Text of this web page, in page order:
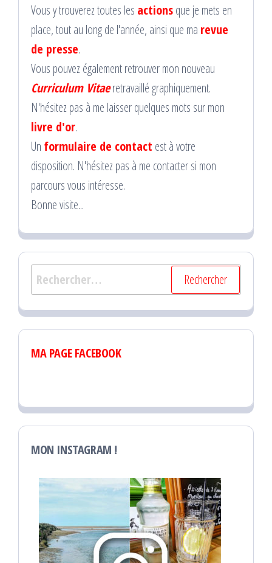
Vous y trouverez toutes les actionsque je mets en
place, tout au long de l'année, ainsi que ma revue
de presse.
Vous pouvez également retrouver mon nouveau
Curriculum Vitaeretravaillé graphiquement.
N'hésitez pas à me laisser quelques mots sur mon
livre d'or.
Un formulaire de contact est à votre
disposition. N'hésitez pas à me contacter si mon
parcours vous intéresse.
Bonne visite...
Rechercher :
MA PAGE FACEBOOK
MON INSTAGRAM !